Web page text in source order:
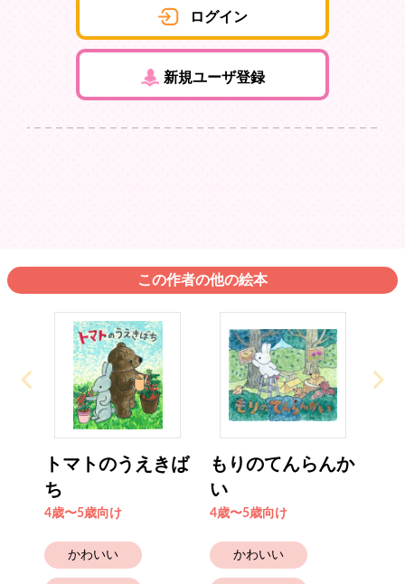
ログイン
新規ユーザ登録
この作者の他の絵本
トマトのうえきば
ち
4歳〜5歳向け
かわいい
もりのてんらんか
い
4歳〜5歳向け
かわいい